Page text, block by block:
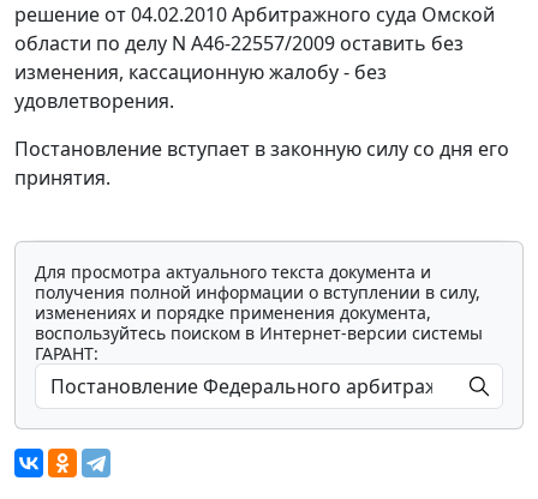
решение от 04.02.2010 Арбитражного суда Омской
области по делу N А46-22557/2009 оставить без
изменения, кассационную жалобу - без
удовлетворения.
Постановление вступает в законную силу со дня его
принятия.
Для просмотра актуального текста документа и
получения полной информации о вступлении в силу,
изменениях и порядке применения документа,
воспользуйтесь поиском в Интернет-версии системы
ГАРАНТ: